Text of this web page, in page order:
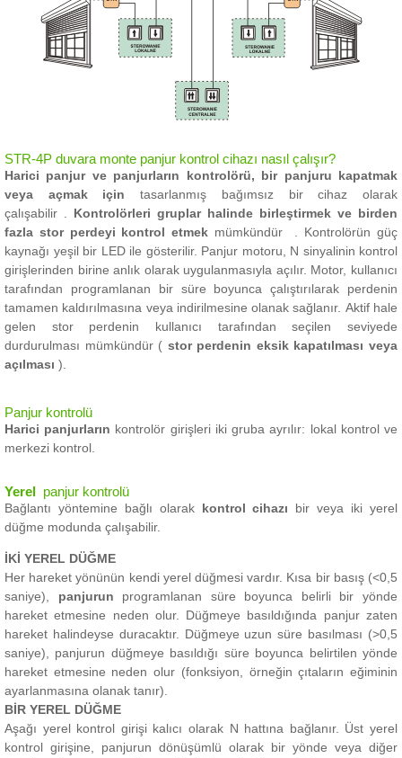
STR-4P duvara monte panjur kontrol cihazı nasıl çalışır?
Harici panjur ve panjurların kontrolörü, bir panjuru kapatmak
veya açmak için tasarlanmış bağımsız bir cihaz olarak
çalışabilir
Kontrolörleri gruplar halinde birleştirmek ve birden
fazla stor perdeyi kontrol etmek mümkündür
Kontrolörün güç
kaynağı yeşil bir LED ile gösterilir. Panjur motoru, N sinyalinin kontrol
girişlerinden birine anlık olarak uygulanmasıyla açılır. Motor, kullanıcı
tarafından programlanan bir süre boyunca çalıştırılarak perdenin
tamamen kaldırılmasına veya indirilmesine olanak sağlanır. Aktif hale
gelen stor perdenin kullanıcı tarafından seçilen seviyede
durdurulması mümkündür ( stor perdenin eksik kapatılması veya
açılması ).
Panjur kontrolü
Harici panjurların kontrolör girişleri iki gruba ayrılır: lokal kontrol ve
merkezi kontrol.
Yerel
panjur kontrolü
Bağlantı yöntemine bağlı olarak kontrol cihazı bir veya iki yerel
düğme modunda çalışabilir.
İKİ YEREL DÜĞME
Her hareket yönünün kendi yerel düğmesi vardır. Kısa bir basış (<0,5
saniye), panjurun programlanan süre boyunca belirli bir yönde
hareket etmesine neden olur. Düğmeye basıldığında panjur zaten
hareket halindeyse duracaktır. Düğmeye uzun süre basılması (>0,5
saniye), panjurun düğmeye basıldığı süre boyunca belirtilen yönde
hareket etmesine neden olur (fonksiyon, örneğin çıtaların eğiminin
ayarlanmasına olanak tanır).
BİR YEREL DÜĞME
Aşağı yerel kontrol girişi kalıcı olarak N hattına bağlanır. Üst yerel
kontrol girişine, panjurun dönüşümlü olarak bir yönde veya diğer